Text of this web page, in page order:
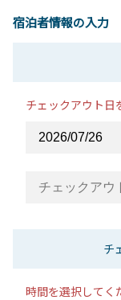
宿泊者情報の入力
チェックアウト日
チ
時間を選択してく